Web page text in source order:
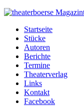
Startseite
Stücke
Autoren
Berichte
Termine
Theaterverlag
Links
Kontakt
Facebook